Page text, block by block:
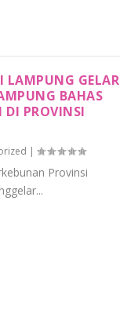
LAMPUNG GELAR
BAHAS
DI PROVINSI
|
Provinsi